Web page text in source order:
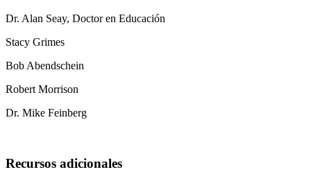
Dr. Alan Seay, Doctor en Educación
Stacy Grimes
Bob Abendschein
Robert Morrison
Dr. Mike Feinberg
Recursos adicionales